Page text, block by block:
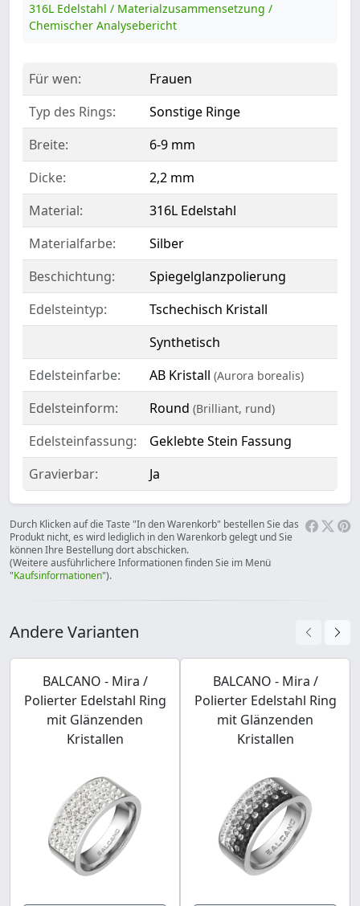
316L Edelstahl / Materialzusammensetzung /
Chemischer Analysebericht
Für wen:
Frauen
Typ des Rings:
Sonstige Ringe
Breite:
6-9 mm
Dicke:
2,2 mm
Material:
316L Edelstahl
Materialfarbe:
Silber
Beschichtung:
Spiegelglanzpolierung
Edelsteintyp:
Tschechisch Kristall
Synthetisch
Edelsteinfarbe:
AB Kristall (Aurora borealis)
Edelsteinform: Round (Brilliant, rund)
Edelsteinfassung:
Geklebte Stein Fassung
Gravierbar:
Ja
Durch Klicken auf die Taste "In den Warenkorb" bestellen Sie das
Produkt nicht, es wird lediglich in den Warenkorb gelegt und Sie
können Ihre Bestellung dort abschicken.
(Weitere ausführlichere Informationen finden Sie im Menü
"Kaufsinformationen").
Andere Varianten
BALCANO - Mira /
Polierter Edelstahl Ring
mit Glänzenden
Kristallen
BALCANO - Mira /
Polierter Edelstahl Ring
mit Glänzenden
Kristallen